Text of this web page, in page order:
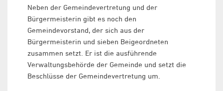
Neben der Gemeindevertretung und der
Bürgermeisterin gibt es noch den
Gemeindevorstand, der sich aus der
Bürgermeisterin und sieben Beigeordneten
zusammen setzt. Er ist die ausführende
Verwaltungsbehörde der Gemeinde und setzt die
Beschlüsse der Gemeindevertretung um.